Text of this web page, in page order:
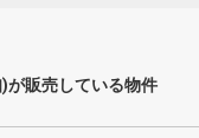
が販売している物件